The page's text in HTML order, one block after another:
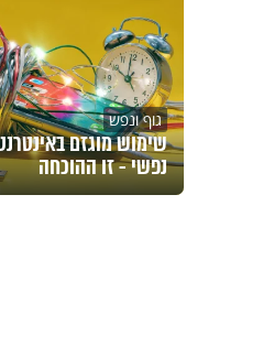
גוף ונפש
שימוש מוגזם
נפשי - זו ההוכחה